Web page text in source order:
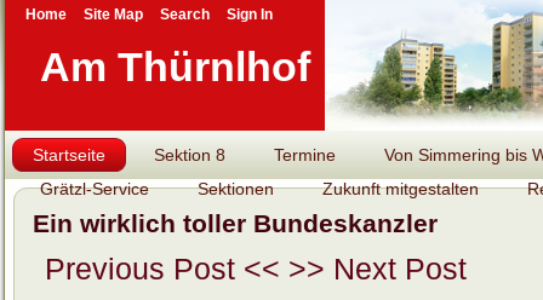
Am Thürnlhof
Startseite Sektion 8 Termine
Von Simmering bis
Grätzl-Service
Sektionen Zukunft mitgestalten
Ein wirklich toller Bundeskanzler
Previous Post << >> Next Post
Home Site Map Search Sign In